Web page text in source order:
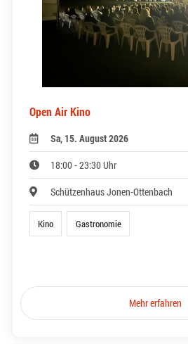
Open Air Kino
Sa, 15. August 2026
18:00 - 23:30 Uhr
Schützenhaus Jonen-Ottenbach
Kino Gastronomie
Mehr erfahren